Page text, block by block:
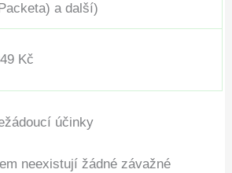
a další)
Kč
účinky
neexistují žádné závažné